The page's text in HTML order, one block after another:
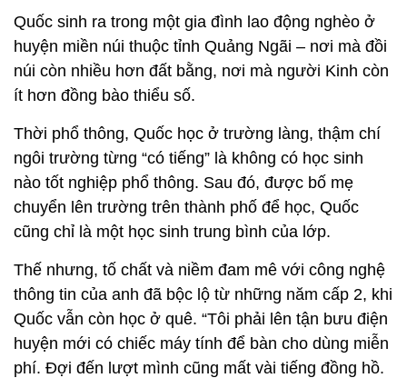
Quốc sinh ra trong một gia đình lao động nghèo ở
huyện miền núi thuộc tỉnh Quảng Ngãi – nơi mà đồi
núi còn nhiều hơn đất bằng, nơi mà người Kinh còn
ít hơn đồng bào thiểu số.
Thời phổ thông, Quốc học ở trường làng, thậm chí
ngôi trường từng “có tiếng” là không có học sinh
nào tốt nghiệp phổ thông. Sau đó, được bố mẹ
chuyển lên trường trên thành phố để học, Quốc
cũng chỉ là một học sinh trung bình của lớp.
Thế nhưng, tố chất và niềm đam mê với công nghệ
thông tin của anh đã bộc lộ từ những năm cấp 2, khi
Quốc vẫn còn học ở quê. “Tôi phải lên tận bưu điện
huyện mới có chiếc máy tính để bàn cho dùng miễn
phí. Đợi đến lượt mình cũng mất vài tiếng đồng hồ.